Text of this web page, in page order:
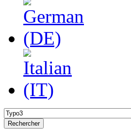
Rechercher